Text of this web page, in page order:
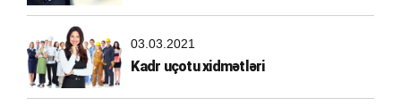
03.03.2021
Kadr uçotu xidmətləri